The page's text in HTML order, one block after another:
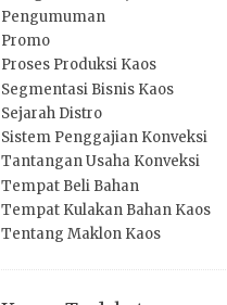
Pengumuman
Promo
Proses Produksi Kaos
Segmentasi Bisnis Kaos
Sejarah Distro
Sistem Penggajian Konveksi
Tantangan Usaha Konveksi
Tempat Beli Bahan
Tempat Kulakan Bahan Kaos
Tentang Maklon Kaos